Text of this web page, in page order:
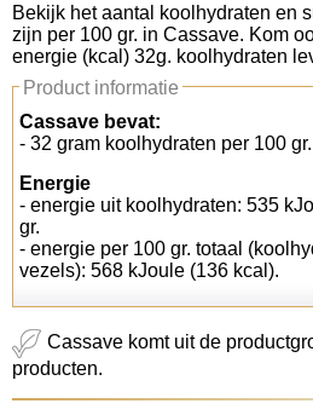
Koolhydraten tellen
Links
Bekijk het aantal koolhydraten en
zijn per 100 gr. in Cassave. Kom
energie (kcal) 32g. koolhydraten
Product informatie
Cassave bevat:
- 32 gram koolhydraten per 100 gr.
Energie
- energie uit koolhydraten: 535
gr.
- energie per 100 gr. totaal
vezels): 568 kJoule (136 kcal).
Cassave komt uit de
producten.